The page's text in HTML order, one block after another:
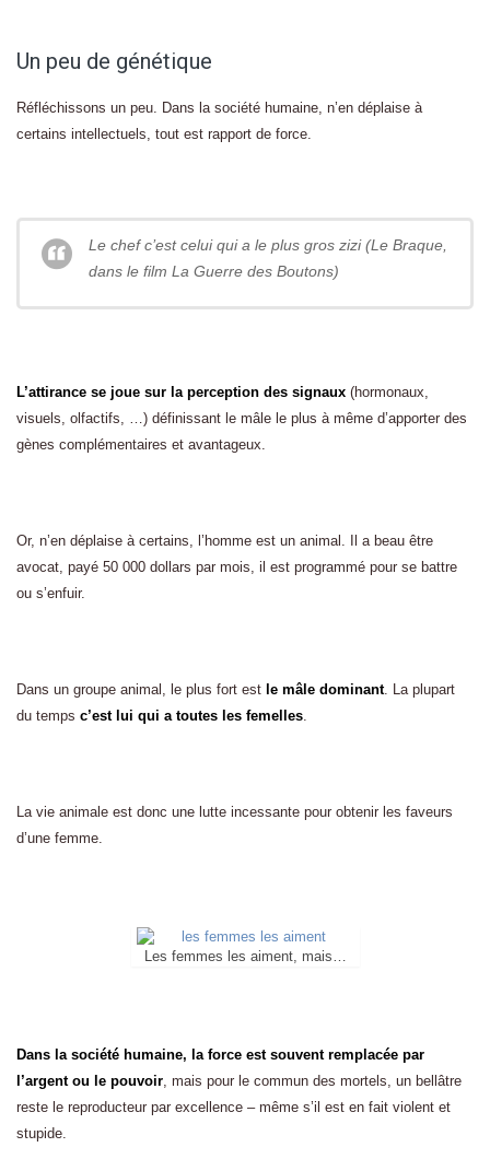
Un peu de génétique
Réfléchissons un peu. Dans la société humaine, n’en déplaise à
certains intellectuels, tout est rapport de force.
Le chef c’est celui qui a le plus gros zizi (Le Braque,
dans le film La Guerre des Boutons)
L’attirance se joue sur la perception des signaux (hormonaux,
visuels, olfactifs, …) définissant le mâle le plus à même d’apporter des
gènes complémentaires et avantageux.
Or, n’en déplaise à certains, l’homme est un animal. Il a beau être
avocat, payé 50 000 dollars par mois, il est programmé pour se battre
ou s’enfuir.
Dans un groupe animal, le plus fort est le mâle dominant. La plupart
du temps c’est lui qui a toutes les femelles.
La vie animale est donc une lutte incessante pour obtenir les faveurs
d’une femme.
Les femmes les aiment, mais…
Dans la société humaine, la force est souvent remplacée par
l’argent ou le pouvoir, mais pour le commun des mortels, un bellâtre
reste le reproducteur par excellence – même s’il est en fait violent et
stupide.